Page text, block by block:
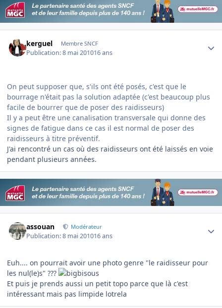
kerguel Membre SNCF
Publication:8 mai 201016 ans
On peut supposer que, s'ils ont été posés, c'est que le
bourrage n'était pas la solution adaptée (c'est beaucoup plus
facile de bourrer que de poser des raidisseurs)
Il y a peut être une canalisation transversale qui donne des
signes de fatigue dans ce cas il est normal de poser des
raidisseurs à titre préventif.
J'ai rencontré un cas où des raidisseurs ont été laissés en voie
pendant plusieurs années.
assouan Modérateur
Publication:8 mai 201016 ans
Euh.... on pourrait avoir une photo genre "le raidisseur pour
les nul(le)s" ???
Et puis je prends aussi un petit topo parce que là c'est
intéressant mais pas limpide lotrela